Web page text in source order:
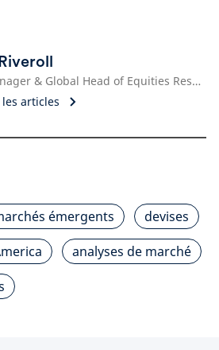
Fund Manager & Global Head of Equities Research
articles
émergents
devises
analyses de marché